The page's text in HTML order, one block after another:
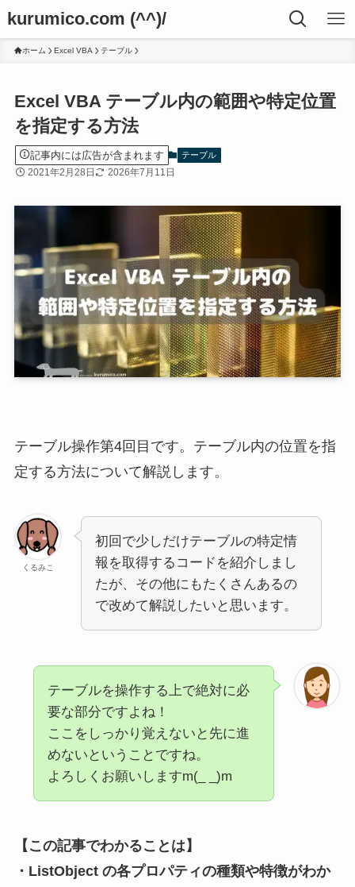
kurumico.com (^^)/
ホーム Excel VBA テーブル
Excel VBA テーブル内の範囲や特定位置
を指定する方法
記事内には広告が含まれます テーブル
2021年2月28日 2026年7月11日
テーブル操作第4回目です。テーブル内の位置を指
定する方法について解説します。
くるみこ
初回で少しだけテーブルの特定情
報を取得するコードを紹介しまし
たが、その他にもたくさんあるの
で改めて解説したいと思います。
テーブルを操作する上で絶対に必
要な部分ですよね！
ここをしっかり覚えないと先に進
めないということですね。
よろしくお願いしますm(_ _)m
【この記事でわかること は 】
・ListObject の各プロパティの種類や特徴がわか